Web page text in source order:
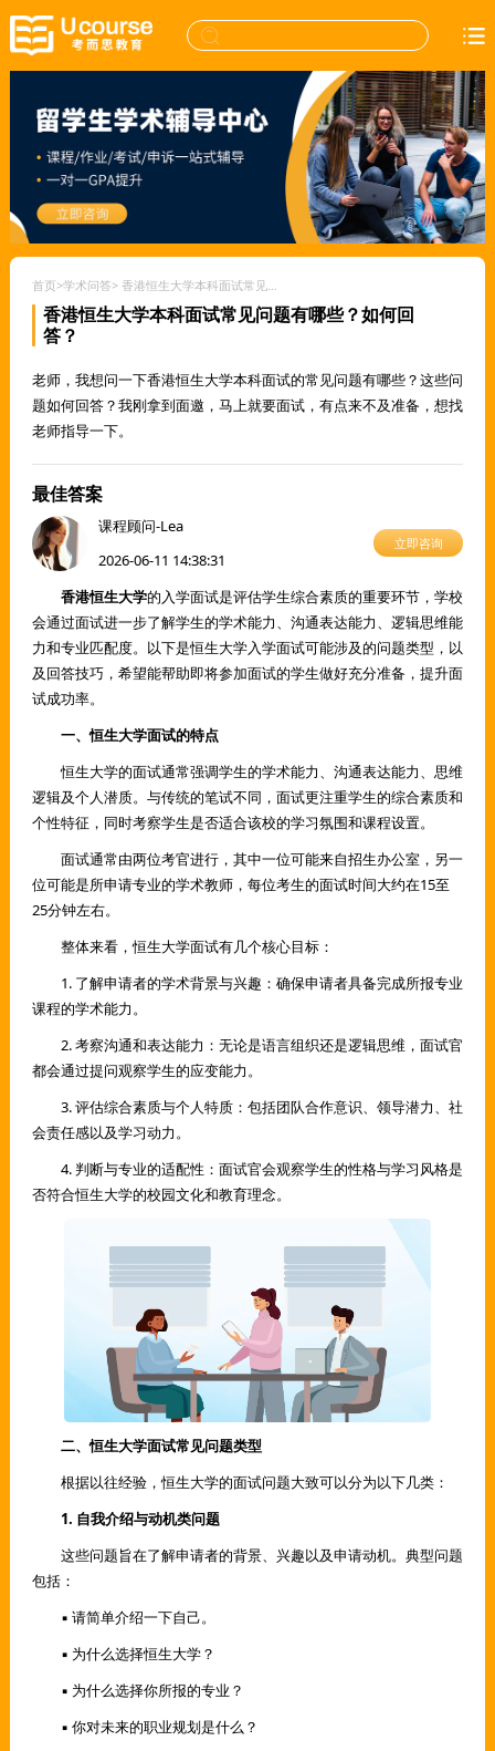
首页>学术问答> 香港恒生大学本科面试常见问题有哪些？如何回答？
香港恒生大学本科面试常见问题有哪些？如何回
答？
老师，我想问一下香港恒生大学本科面试的常见问题有哪些？这些问
题如何回答？我刚拿到面邀，马上就要面试，有点来不及准备，想找
老师指导一下。
最佳答案
课程顾问-Lea
2026-06-11 14:38:31
立即咨询
香港恒生大学的入学面试是评估学生综合素质的重要环节，学校
会通过面试进一步了解学生的学术能力、沟通表达能力、逻辑思维能
力和专业匹配度。以下是恒生大学入学面试可能涉及的问题类型，以
及回答技巧，希望能帮助即将参加面试的学生做好充分准备，提升面
试成功率。
一、恒生大学面试的特点
恒生大学的面试通常强调学生的学术能力、沟通表达能力、思维
逻辑及个人潜质。与传统的笔试不同，面试更注重学生的综合素质和
个性特征，同时考察学生是否适合该校的学习氛围和课程设置。
面试通常由两位考官进行，其中一位可能来自招生办公室，另一
位可能是所申请专业的学术教师，每位考生的面试时间大约在15至
25分钟左右。
整体来看，恒生大学面试有几个核心目标：
1. 了解申请者的学术背景与兴趣：确保申请者具备完成所报专业
课程的学术能力。
2. 考察沟通和表达能力：无论是语言组织还是逻辑思维，面试官
都会通过提问观察学生的应变能力。
3. 评估综合素质与个人特质：包括团队合作意识、领导潜力、社
会责任感以及学习动力。
4. 判断与专业的适配性：面试官会观察学生的性格与学习风格是
否符合恒生大学的校园文化和教育理念。
二、恒生大学面试常见问题类型
根据以往经验，恒生大学的面试问题大致可以分为以下几类：
1. 自我介绍与动机类问题
这些问题旨在了解申请者的背景、兴趣以及申请动机。典型问题
包括：
▪ 请简单介绍一下自己。
▪ 为什么选择恒生大学？
▪ 为什么选择你所报的专业？
▪ 你对未来的职业规划是什么？